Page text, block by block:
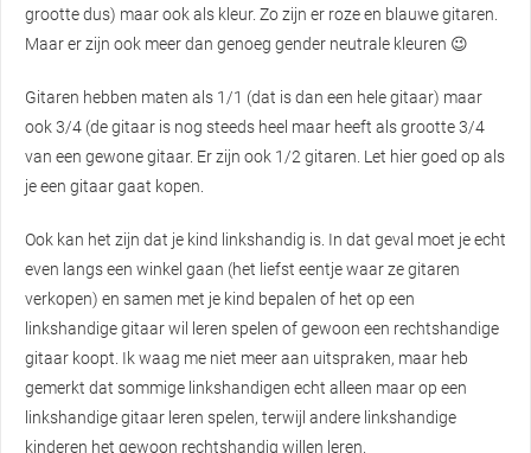
grootte dus) maar ook als kleur. Zo zijn er roze en blauwe gitaren.
Maar er zijn ook meer dan genoeg gender neutrale kleuren 😉
Gitaren hebben maten als 1/1 (dat is dan een hele gitaar) maar
ook 3/4 (de gitaar is nog steeds heel maar heeft als grootte 3/4
van een gewone gitaar. Er zijn ook 1/2 gitaren. Let hier goed op als
je een gitaar gaat kopen.
Ook kan het zijn dat je kind linkshandig is. In dat geval moet je echt
even langs een winkel gaan (het liefst eentje waar ze gitaren
verkopen) en samen met je kind bepalen of het op een
linkshandige gitaar wil leren spelen of gewoon een rechtshandige
gitaar koopt. Ik waag me niet meer aan uitspraken, maar heb
gemerkt dat sommige linkshandigen echt alleen maar op een
linkshandige gitaar leren spelen, terwijl andere linkshandige
kinderen het gewoon rechtshandig willen leren.